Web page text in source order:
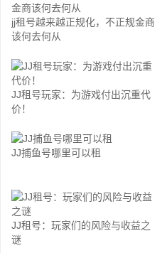
jj租号越来越正规化，不正规金商
该何去何从
JJ租号玩家：为游戏付出沉重代
价！
JJ捕鱼号哪里可以租
JJ租号：玩家们的风险与收益之
谜